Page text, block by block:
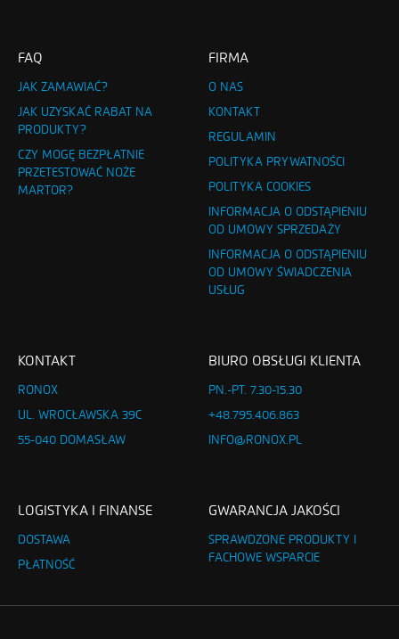
FAQ
JAK ZAMAWIAĆ?
JAK UZYSKAĆ RABAT NA
PRODUKTY?
CZY MOGĘ BEZPŁATNIE
PRZETESTOWAĆ NOŻE
MARTOR?
FIRMA
O NAS
KONTAKT
REGULAMIN
POLITYKA PRYWATNOŚCI
POLITYKA COOKIES
INFORMACJA O ODSTĄPIENIU
OD UMOWY SPRZEDAŻY
INFORMACJA O ODSTĄPIENIU
OD UMOWY ŚWIADCZENIA
USŁUG
KONTAKT
RONOX
UL. WROCŁAWSKA 39C
55-040 DOMASŁAW
BIURO OBSŁUGI KLIENTA
PN.-PT. 7.30-15.30
+48.795.406.863
INFO@RONOX.PL
LOGISTYKA I FINANSE
DOSTAWA
PŁATNOŚĆ
GWARANCJA JAKOŚCI
SPRAWDZONE PRODUKTY I
FACHOWE WSPARCIE